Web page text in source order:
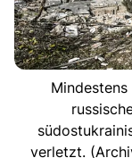
Mindestens
verletzt.